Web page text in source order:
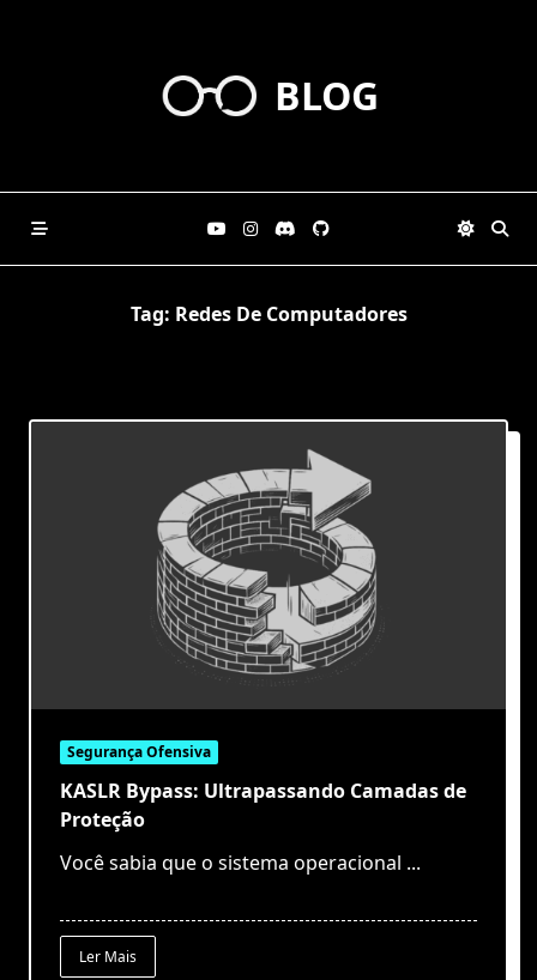
BLOG
Tag: Redes De Computadores
Segurança Ofensiva
KASLR Bypass: Ultrapassando Camadas de
Proteção
Você sabia que o sistema operacional ...
Ler Mais